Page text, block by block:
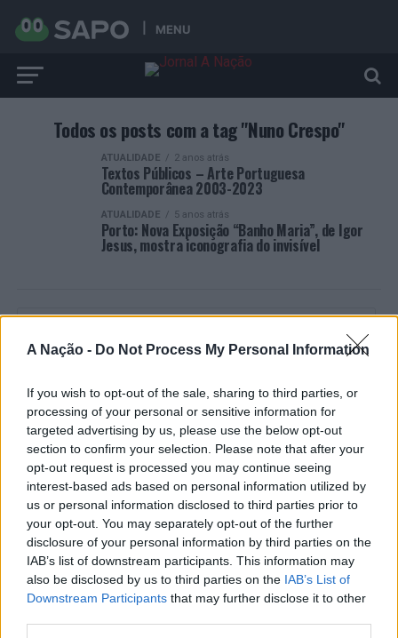
A Nação - Do Not Process My Personal Information
If you wish to opt-out of the sale, sharing to third parties, or
processing of your personal or sensitive information for
targeted advertising by us, please use the below opt-out
section to confirm your selection. Please note that after your
opt-out request is processed you may continue seeing
interest-based ads based on personal information utilized by
us or personal information disclosed to third parties prior to
your opt-out. You may separately opt-out of the further
disclosure of your personal information by third parties on the
IAB’s list of downstream participants. This information may
also be disclosed by us to third parties on the IAB’s List of
Downstream Participants that may further disclose it to other
MENU
Todos os posts com a tag "Nuno Crespo"
ATUALIDADE 2 anos atrás
Textos Públicos – Arte Portuguesa
Contemporânea 2003-2023
ATUALIDADE 5 anos atrás
Porto: Nova Exposição “Banho Maria”, de Igor
Jesus, mostra iconografia do invisível ​
Cultura digital pode “comprometer” a criatividade antes
de “provocar” mudanças genéticas, diz neurocientista
“Millennium Estoril Open 2026” regressou ao circuito ATP
com vitória do francês Luca Van Assche
Castelo Branco: “Bienal Internacional de Artes e Ofícios”
promete afirmar artesanato, património e inovação como
“motores de desenvolvimento económico e cultural” do
município português
Covilhã: Especialista aponta investimento estrangeiro e